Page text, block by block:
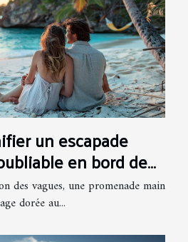
un escapade
en bord de
des vagues, une promenade main
dorée au...